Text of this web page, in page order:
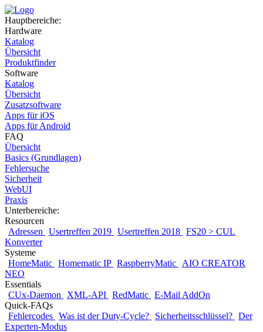
Hauptbereiche:
Hardware
Katalog
Übersicht
Produktfinder
Software
Katalog
Übersicht
Zusatzsoftware
Apps für iOS
Apps für Android
FAQ
Übersicht
Basics (Grundlagen)
Fehlersuche
Sicherheit
WebUI
Praxis
Unterbereiche:
Resourcen
Adressen
Usertreffen 2019 Usertreffen 2018 FS20 > CUL
Konverter
Systeme
HomeMatic Homematic IP RaspberryMatic
AIO CREATOR
NEO
Essentials
CUx-Daemon
XML-API RedMatic E-Mail AddOn
Quick-FAQs
Fehlercodes Was ist der Duty-Cycle? Sicherheitsschlüssel? Der
Experten-Modus